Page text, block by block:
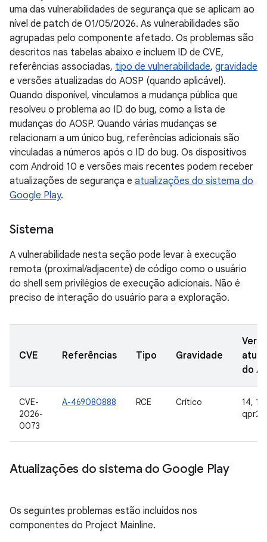
uma das vulnerabilidades de segurança que se aplicam ao
nível de patch de 01/05/2026. As vulnerabilidades são
agrupadas pelo componente afetado. Os problemas são
descritos nas tabelas abaixo e incluem ID de CVE,
referências associadas, tipo de vulnerabilidade, gravidade
e versões atualizadas do AOSP (quando aplicável).
Quando disponível, vinculamos a mudança pública que
resolveu o problema ao ID do bug, como a lista de
mudanças do AOSP. Quando várias mudanças se
relacionam a um único bug, referências adicionais são
vinculadas a números após o ID do bug. Os dispositivos
com Android 10 e versões mais recentes podem receber
atualizações de segurança e atualizações do sistema do
Google Play.
Sistema
A vulnerabilidade nesta seção pode levar à execução
remota (proximal/adjacente) de código como o usuário
do shell sem privilégios de execução adicionais. Não é
preciso de interação do usuário para a exploração.
CVE Referências Tipo Gravidade
do
CVE-
2026-
0073
A-469080888 RCE Crítico
14,
qpr2
Atualizações do sistema do Google Play
Os seguintes problemas estão incluídos nos
componentes do Project Mainline.